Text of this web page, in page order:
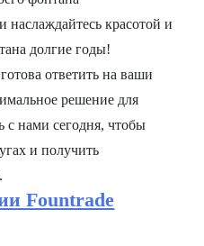
наслаждайтесь красотой и
долгие годы!
ответить на ваши
решение для
с нами сегодня, чтобы
и получить
Fountrade